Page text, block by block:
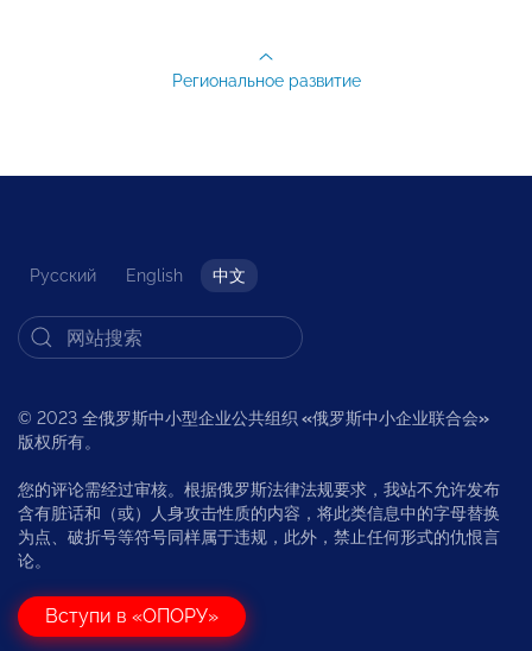
Региональное развитие
Русский English 中文
© 2023 全俄罗斯中小型企业公共组织 «俄罗斯中小企业联合会»
版权所有。
您的评论需经过审核。根据俄罗斯法律法规要求，我站不允许发布
含有脏话和（或）人身攻击性质的内容，将此类信息中的字母替换
为点、破折号等符号同样属于违规，此外，禁止任何形式的仇恨言
论。
Вступи в «ОПОРУ»